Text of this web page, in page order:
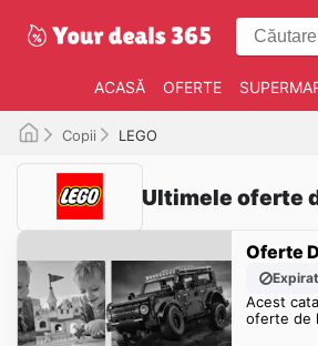
ACASĂ OFERTE
Copii LEGO
Ultimele oferte
Oferte
Expirat
Acest
oferte de